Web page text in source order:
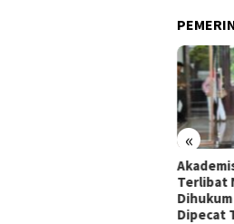
«
Terlibat
Dipecat